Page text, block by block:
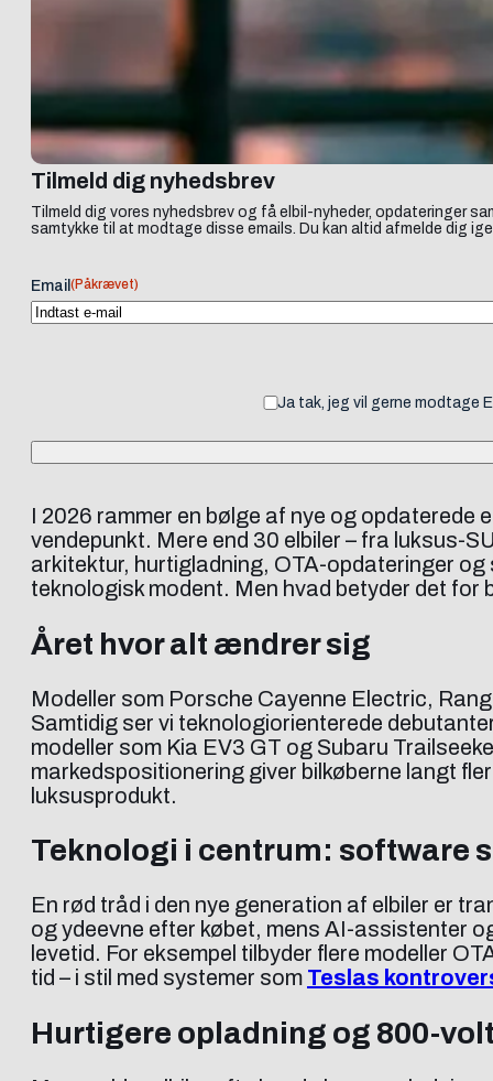
Tilmeld dig nyhedsbrev
Tilmeld dig vores nyhedsbrev og få elbil-nyheder, opdateringer
samtykke til at modtage disse emails. Du kan altid afmelde dig
Email (Påkrævet)
Ja tak, jeg vil gerne modtage
I 2026 rammer en bølge af nye og opdaterede
vendepunkt. Mere end 30 elbiler – fra luksus-
arkitektur, hurtigladning, OTA-opdateringer
teknologisk modent. Men hvad betyder det for
Året hvor alt ændrer sig
Modeller som Porsche Cayenne Electric,
Samtidig ser vi teknologiorienterede
modeller som Kia EV3 GT og Subaru
markedspositionering giver bilkøberne langt
luksusprodukt.
Teknologi i centrum: software
En rød tråd i den nye generation af elbiler er
og ydeevne efter købet, mens AI-assistenter
levetid. For eksempel tilbyder flere modeller
tid – i stil med systemer som Teslas
Hurtigere opladning og 800-